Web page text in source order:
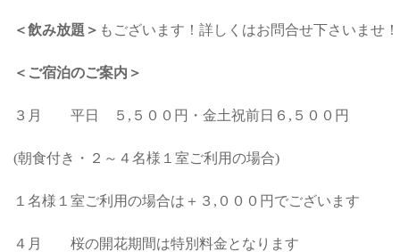
＜飲み放題＞ もございます！詳しくはお問合せ下さいませ！
＜ご宿泊のご案内＞
３月 平日 ５,５００円・金土祝前日６,５００円
(朝食付き・２～４名様１室ご利用の場合)
１名様１室ご利用の場合は＋３,０００円でございます
４月 桜の開花期間は特別料金となります